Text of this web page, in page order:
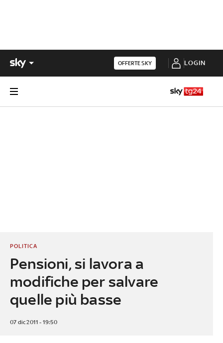
OFFERTE SKY LOGIN
Pensioni, si lavora a
modifiche per salvare
quelle più basse
POLITICA
07 dic 2011 - 19:50